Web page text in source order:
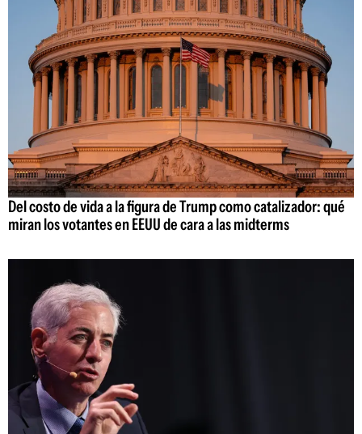
Del costo de vida a la figura de Trump como catalizador: qué
miran los votantes en EEUU de cara a las midterms